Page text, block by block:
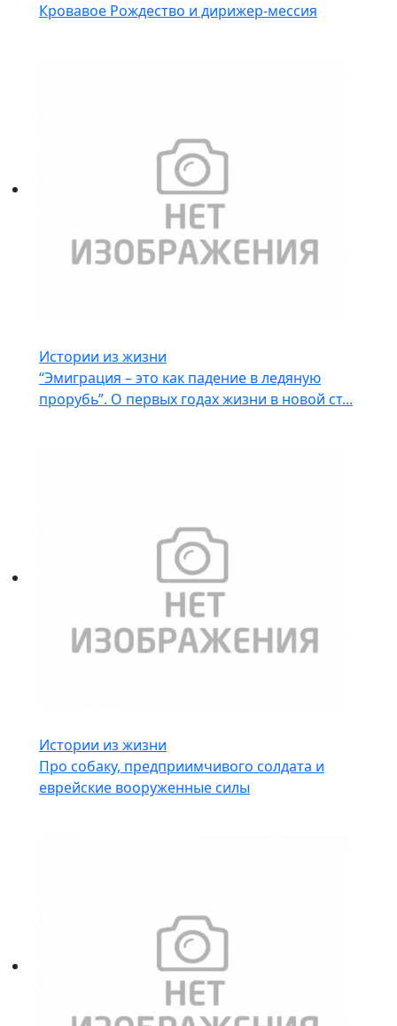
Кровавое Рождество и дирижер-мессия
Истории из жизни
“Эмиграция – это как падение в ледяную
прорубь”. О первых годах жизни в новой ст...
Истории из жизни
Про собаку, предприимчивого солдата и
еврейские вооруженные силы